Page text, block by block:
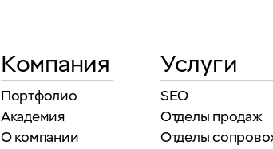
Компания
Портфолио
Академия
О компании
Услуги
SEO
Отделы продаж
Отделы